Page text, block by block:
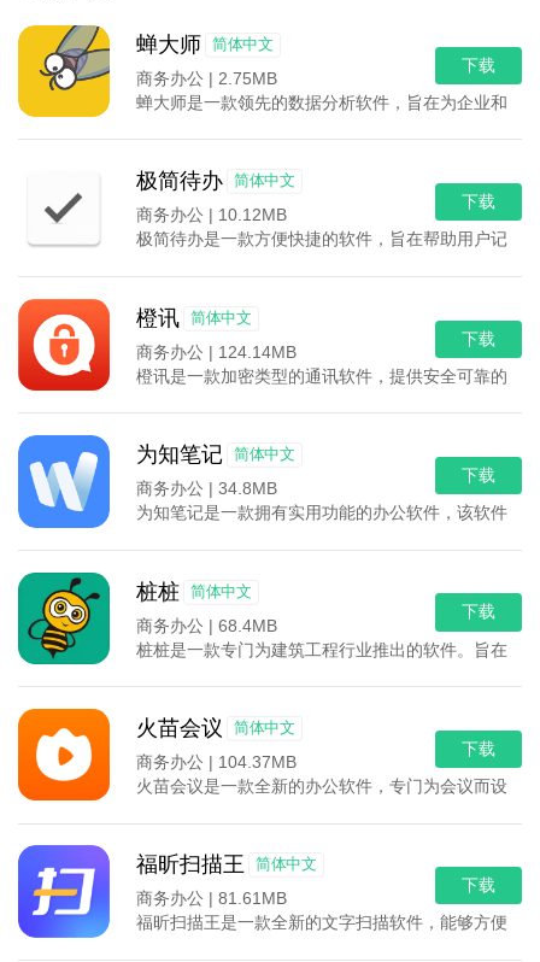
蝉大师 简体中文
商务办公 | 2.75MB
蝉大师是一款领先的数据分析软件，旨在为企业和个
下载
极简待办 简体中文
商务办公 | 10.12MB
极简待办是一款方便快捷的软件，旨在帮助用户记录
下载
橙讯 简体中文
商务办公 | 124.14MB
橙讯是一款加密类型的通讯软件，提供安全可靠的信
下载
为知笔记 简体中文
商务办公 | 34.8MB
为知笔记是一款拥有实用功能的办公软件，该软件能
下载
桩桩 简体中文
商务办公 | 68.4MB
桩桩是一款专门为建筑工程行业推出的软件。旨在为
下载
火苗会议 简体中文
商务办公 | 104.37MB
火苗会议是一款全新的办公软件，专门为会议而设计
下载
福昕扫描王 简体中文
商务办公 | 81.61MB
福昕扫描王是一款全新的文字扫描软件，能够方便地
下载